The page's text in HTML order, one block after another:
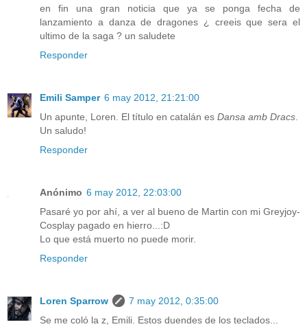
en fin una gran noticia que ya se ponga fecha de
lanzamiento a danza de dragones ¿ creeis que sera el
ultimo de la saga ? un saludete
Responder
Emili Samper 6 may 2012, 21:21:00
Un apunte, Loren. El título en catalán es Dansa amb Dracs
Un saludo!
Responder
Anónimo 6 may 2012, 22:03:00
Pasaré yo por ahí, a ver al bueno de Martin con mi Greyjoy-
Cosplay pagado en hierro...:D
Lo que está muerto no puede morir.
Responder
Loren Sparrow
7 may 2012, 0:35:00
Se me coló la z, Emili. Estos duendes de los teclados...